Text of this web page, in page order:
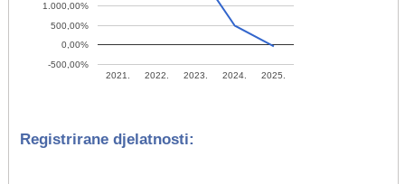
2021. 2022. 2023. 2024. 2025.
-500,00%
0,00%
500,00%
1.000,00%
Registrirane djelatnosti: